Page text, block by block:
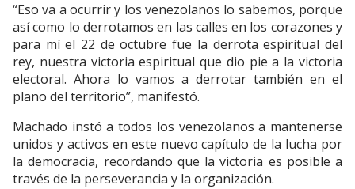
“Eso va a ocurrir y los venezolanos lo sabemos, porque
así como lo derrotamos en las calles en los corazones y
para mí el 22 de octubre fue la derrota espiritual del
rey, nuestra victoria espiritual que dio pie a la victoria
electoral. Ahora lo vamos a derrotar también en el
plano del territorio”, manifestó.
Machado instó a todos los venezolanos a mantenerse
unidos y activos en este nuevo capítulo de la lucha por
la democracia, recordando que la victoria es posible a
través de la perseverancia y la organización.